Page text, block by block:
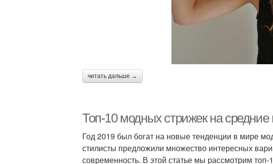
читать дальше →
Топ-10 модных стрижек на средние
Год 2019 был богат на новые тенденции в мире
стилисты предложили множество интересных
современность. В этой статье мы рассмотрим